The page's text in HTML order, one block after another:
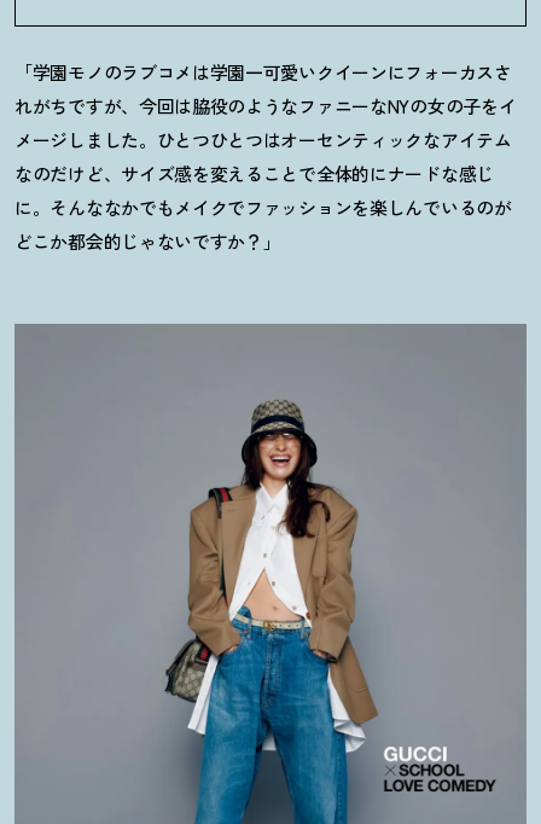
「学園モノのラブコメは学園一可愛いクイーンにフォーカスさ
れがちですが、今回は脇役のようなファニーなNYの女の子をイ
メージしました。ひとつひとつはオーセンティックなアイテム
なのだけど、サイズ感を変えることで全体的にナードな感じ
に。そんななかでもメイクでファッションを楽しんでいるのが
どこか都会的じゃないですか？ 」